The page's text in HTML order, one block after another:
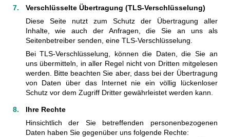
Verschlüsselte Übertragung (TLS-Verschlüsselung)
Diese Seite nutzt zum Schutz der Übertragung aller
Inhalte, wie auch der Anfragen, die Sie an uns als
Seitenbetreiber senden, eine TLS-Verschlüsselung.
Bei TLS-Verschlüsselung, können die Daten, die Sie an
uns übermitteln, in aller Regel nicht von Dritten mitgelesen
werden. Bitte beachten Sie aber, dass bei der Übertragung
von Daten über das Internet nie ein völlig lückenloser
Schutz vor dem Zugriff Dritter gewährleistet werden kann.
Ihre Rechte
Hinsichtlich der Sie betreffenden personenbezogenen
Daten haben Sie gegenüber uns folgende Rechte: